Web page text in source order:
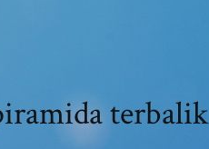
terbalik